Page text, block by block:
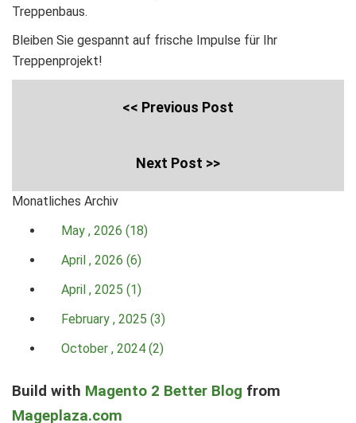
Treppenbaus.
Bleiben Sie gespannt auf frische Impulse für Ihr
Treppenprojekt!
<< Previous Post
Next Post >>
Monatliches Archiv
May , 2026 (18)
April , 2026 (6)
April , 2025 (1)
February , 2025 (3)
October , 2024 (2)
Build with Magento 2 Better Blog from
Mageplaza.com